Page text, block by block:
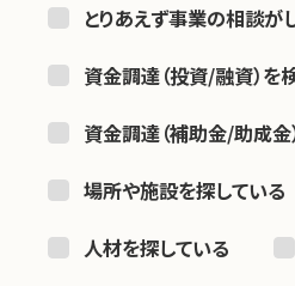
とりあえず事業の相談が
資金調達（投資/融資）を
資金調達（補助金/助成金
場所や施設を探している
人材を探している